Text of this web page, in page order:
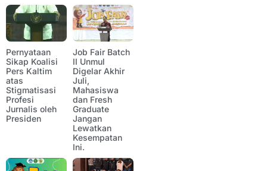
Pernyataan
Sikap Koalisi
Pers Kaltim
atas
Stigmatisasi
Profesi
Jurnalis oleh
Presiden
Job Fair Batch
II Unmul
Digelar Akhir
Juli,
Mahasiswa
dan Fresh
Graduate
Jangan
Lewatkan
Kesempatan
Ini.